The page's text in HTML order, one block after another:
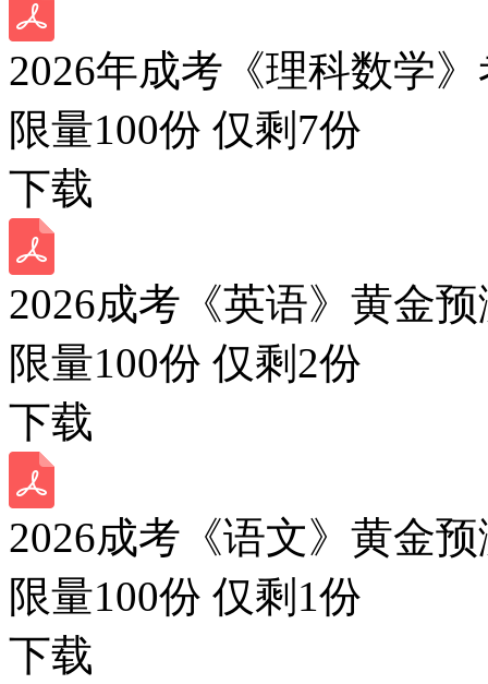
2026年成考《理科数学
限量100份 仅剩 7份
下载
2026成考《英语》黄金
限量100份 仅剩 2份
下载
2026成考《语文》黄金
限量100份 仅剩 1份
下载